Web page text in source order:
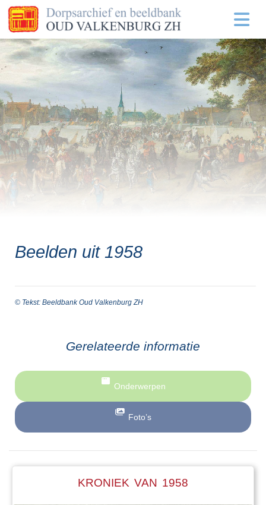
Beelden uit 1958
© Tekst: Beeldbank Oud Valkenburg ZH
Gerelateerde informatie
Onderwerpen
Foto’s
KRONIEK VAN 1958